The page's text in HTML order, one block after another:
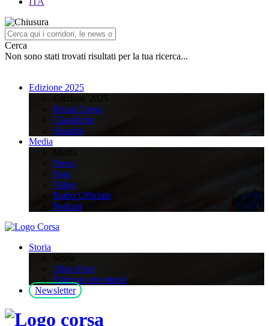
Cerca
Non sono stati trovati risultati per la tua ricerca...
Edizione 2025
Recap Corsa
Classifiche
Squadre
Media
News
Foto
Video
Radio Ufficiale
Podcast
Storia
Albo d’oro
Edizioni precedenti
Newsletter